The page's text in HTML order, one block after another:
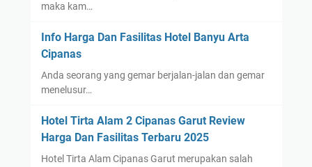
maka kam…
Info Harga Dan Fasilitas Hotel Banyu Arta
Cipanas
Anda seorang yang gemar berjalan-jalan dan gemar
menelusur…
Hotel Tirta Alam 2 Cipanas Garut Review
Harga Dan Fasilitas Terbaru 2025
Hotel Tirta Alam Cipanas Garut merupakan salah